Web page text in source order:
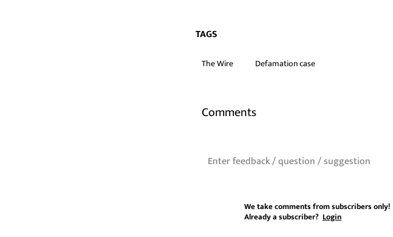
TAGS
The Wire Defamation case
Comments
We take comments from subscribers only!
Already a subscriber? Login